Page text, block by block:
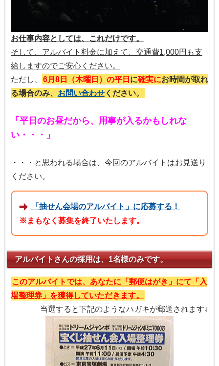
お仕事内容としては、これだけです。
そして、アルバイト料金に加えて、交通費1,000円も支
給しますのでご安心ください。
ただし、
6月8日（木曜日）の平日 に確実にお時間が取れ
る場合のみ、 お問い合わせください。
「平日のお昼だから、用事が入るかもしれな
い・・・」
・・・と思われる場合は、今回のアルバイトはお見送り
ください。
「抽せん会場のアルバイト」に応募する！
※まもなく募集を終了いたします。
アルバイトさんの採用は、1名様のみです。
このアルバイトでは、あなたに「郵便はがき」にて「入
場整理券」を獲得していただきます。
当選すると下記のようなハガキが郵送されます↓